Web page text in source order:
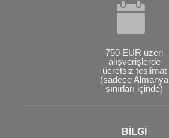
750 EUR üzeri
alışverişlerde
ücretsiz teslimat
(sadece Almanya
sınırları içinde)
BİLGİ